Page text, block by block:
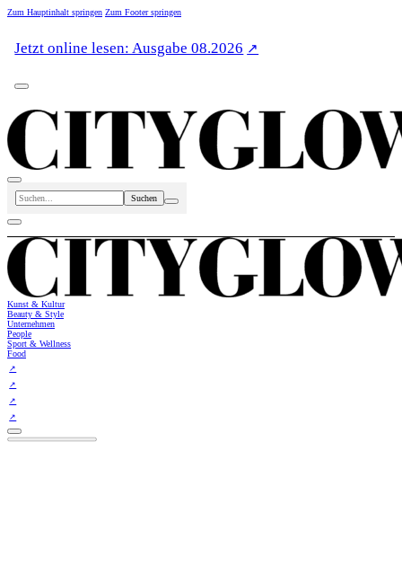
Zum Hauptinhalt springen Zum Footer springen
Jetzt online lesen: Ausgabe 08.2026
Suchen
Kunst & Kultur
Beauty & Style
Unternehmen
People
Sport & Wellness
Food